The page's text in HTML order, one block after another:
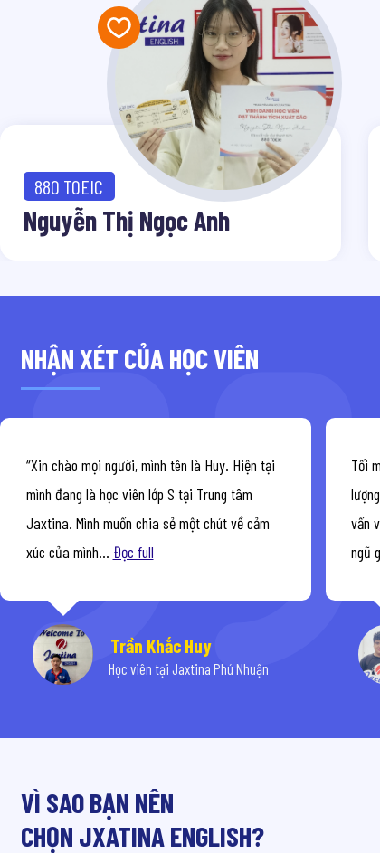
Nguyễn Thị Ngọc Anh
880 TOEIC
NHẬN XÉT CỦA HỌC VIÊN
“Xin chào mọi người, mình tên là Huy. Hiện tại
mình đang là học viên lớp S tại Trung tâm
Jaxtina. Mình muốn chia sẻ một chút về cảm
xúc của mình... Đọc full
Trần Khắc Huy
Học viên tại Jaxtina Phú Nhuận
Tối
vấn
ngũ
VÌ SAO BẠN NÊN
CHỌN JXATINA ENGLISH?